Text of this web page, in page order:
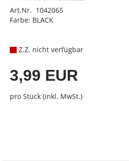
Art.Nr. 1042065
Farbe: BLACK
Z.Z. nicht verfügbar
3,99 EUR
pro Stück (inkl. MwSt.)